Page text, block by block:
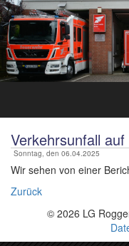
Verkehrsunfall
Sonntag, den 06.04.2025
Wir sehen von einer
Zurück
© 2026 LG